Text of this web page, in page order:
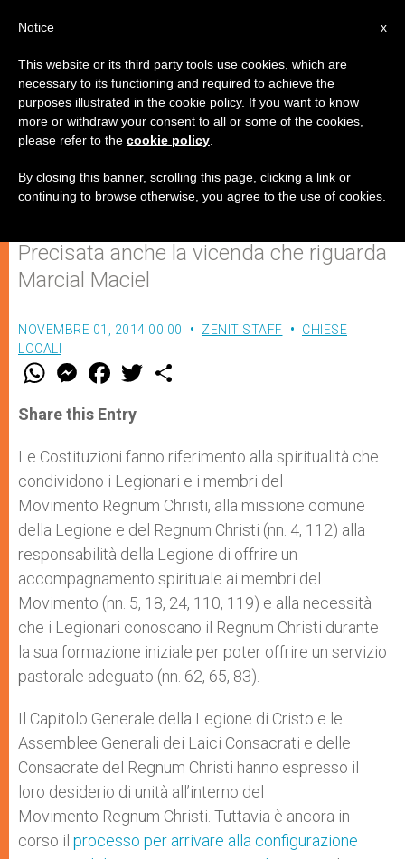
Le nuove Costituzioni dei
Legionari di Cristo e il Regnum
Christi
Precisata anche la vicenda che riguarda
Marcial Maciel
NOVEMBRE 01, 2014 00:00 ZENIT STAFF
CHIESE
LOCALI
W
t
s
p
p
M
e
s
e
g
e
r
F
a
e
b
o
k
w
r
Share this Entry
Le Costituzioni fanno riferimento alla spiritualità che
condividono i Legionari e i membri del
Movimento Regnum Christi, alla missione comune
della Legione e del Regnum Christi (nn. 4, 112) alla
responsabilità della Legione di offrire un
accompagnamento spirituale ai membri del
Movimento (nn. 5, 18, 24, 110, 119) e alla necessità
che i Legionari conoscano il Regnum Christi durante
la sua formazione iniziale per poter offrire un servizio
pastorale adeguato (nn. 62, 65, 83).
Il Capitolo Generale della Legione di Cristo e le
Assemblee Generali dei Laici Consacrati e delle
Consacrate del Regnum Christi hanno espresso il
loro desiderio di unità all’interno del
Movimento Regnum Christi. Tuttavia è ancora in
corso il processo per arrivare alla configurazione
x
Notice
This website or its third party tools use cookies, which are
necessary to its functioning and required to achieve the
purposes illustrated in the cookie policy. If you want to know
more or withdraw your consent to all or some of the cookies,
please refer to the cookie policy
By closing this banner, scrolling this page, clicking a link or
continuing to browse otherwise, you agree to the use of cookies.